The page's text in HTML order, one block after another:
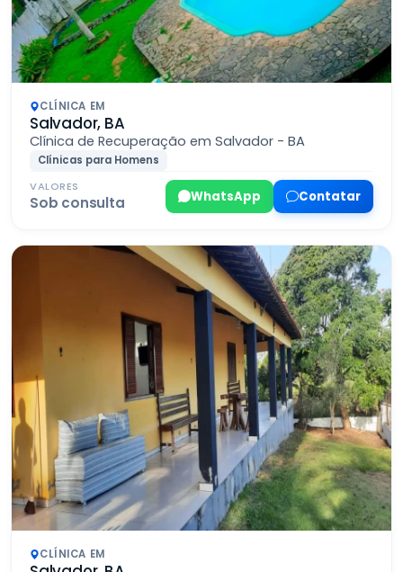
CLÍNICA EM
Salvador, BA
Clínica de Recuperação em Salvador - BA
Clínicas para Homens
VALORES
Sob consulta WhatsApp Contatar
CLÍNICA EM